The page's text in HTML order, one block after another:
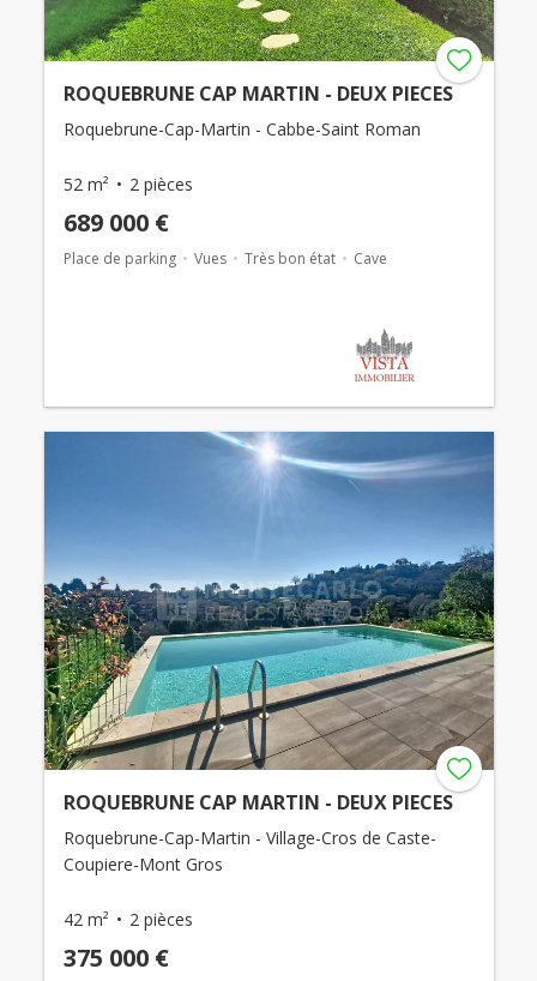
ROQUEBRUNE CAP MARTIN - DEUX PIECES
Roquebrune-Cap-Martin - Cabbe-Saint Roman
52 m² 2 pièces
689 000 €
Place de parking Vues Très bon état Cave
ROQUEBRUNE CAP MARTIN - DEUX PIECES
Roquebrune-Cap-Martin - Village-Cros de Caste-
Coupiere-Mont Gros
42 m² 2 pièces
375 000 €